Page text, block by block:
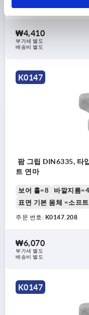
주문 번호:K0147.206
₩4,410
부가세 별도
배송비 별도
K0147
팜 그립 DIN6335, 타
트 연마
보어 홀=8 바깥지름
표면 기본 몸체 =소프
주문 번호: K0147.208
₩6,070
부가세 별도
배송비 별도
K0147